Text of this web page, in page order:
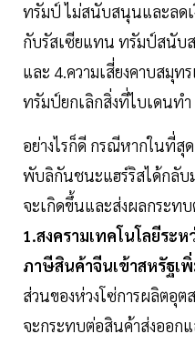
ทรัมป์ ไม่สนับสนุนและลด
กับรัสเซียแทน ทรัมป์สนับ
และ 4.ความเสี่ยงคาบสมุท
ทรัมป์ยกเลิกสิ่งที่ไบเดนทำ
อย่างไรก็ดี กรณีหากในที่สุ
พับลิกันชนะแฮร์ริสได้กลับ
จะเกิดขึ้นและส่งผลกระท
1.สงครามเทคโนโลยีระ
ภาษีสินค้าจีนเข้าสหรัฐเ
ส่วนของห่วงโซ่การผลิตอุ
จะกระทบต่อสินค้าส่งออก